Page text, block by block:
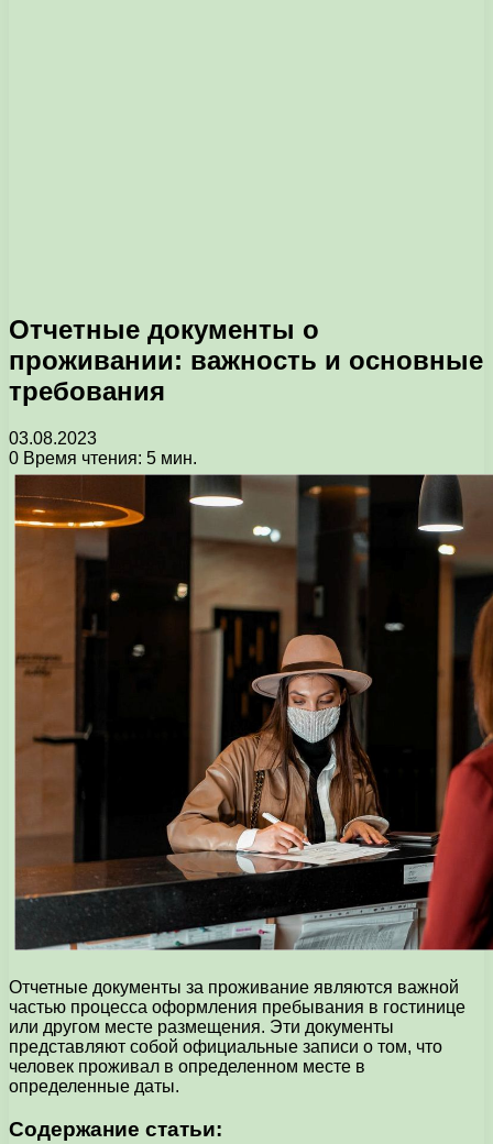
Отчетные документы о
проживании: важность и основные
требования
03.08.2023
0 Время чтения: 5 мин.
Отчетные документы за проживание являются важной
частью процесса оформления пребывания в гостинице
или другом месте размещения. Эти документы
представляют собой официальные записи о том, что
человек проживал в определенном месте в
определенные даты.
Содержание статьи: